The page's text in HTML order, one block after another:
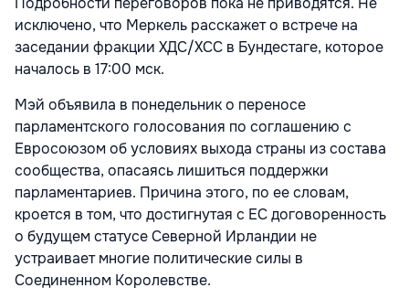
исключено, что Меркель расскажет о встрече на
заседании фракции ХДС/ХСС в Бундестаге, которое
началось в 17:00 мск.
Мэй объявила в понедельник о переносе
парламентского голосования по соглашению с
Евросоюзом об условиях выхода страны из состава
сообщества, опасаясь лишиться поддержки
парламентариев. Причина этого, по ее словам,
кроется в том, что достигнутая с ЕС договоренность
о будущем статусе Северной Ирландии не
устраивает многие политические силы в
Соединенном Королевстве.